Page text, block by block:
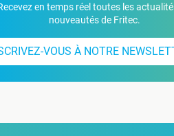
en temps réel toutes les
nouveautés de Fritec.
VOUS À NOTRE